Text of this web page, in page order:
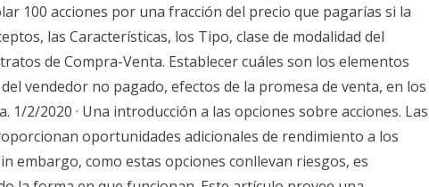
100 acciones por una fracción del precio que pagarías si la
las Características, los Tipo, clase de modalidad del
de Compra-Venta. Establecer cuáles son los elementos
vendedor no pagado, efectos de la promesa de venta, en los
1/2/2020 · Una introducción a las opciones sobre acciones. Las
oportunidades adicionales de rendimiento a los
embargo, como estas opciones conllevan riesgos, es